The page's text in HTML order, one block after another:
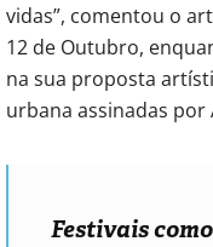
vidas”, comentou o
12 de Outubro,
na sua proposta
urbana assinadas por
Festivais